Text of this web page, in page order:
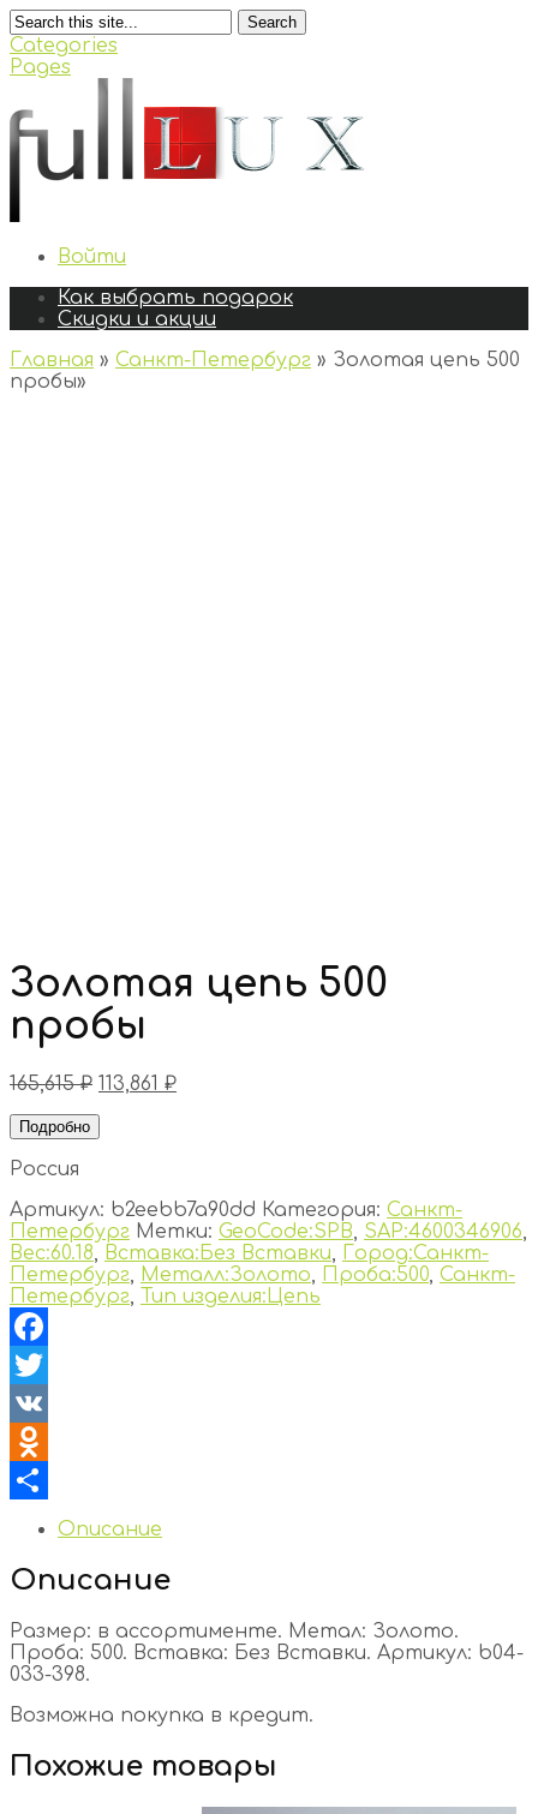
Search
Categories
Pages
Войти
Как выбрать подарок
Скидки и акции
Главная » Санкт-Петербург » Золотая цепь 500
пробы»
Золотая цепь 500
пробы
165,615₽ 113,861 ₽
Подробно
Россия
Артикул: b2eebb7a90dd Категория: Санкт-
Петербург Метки: GeoCode:SPB, SAP:4600346906,
Вес:60.18, Вставка:Без Вставки, Город:Санкт-
Петербург, Металл:Золото, Проба:500, Санкт-
Петербург, Тип изделия:Цепь
Facebook
Twitter
VK
Odnoklassniki
Отправить
Описание
Описание
Размер: в ассортименте. Метал: Золото.
Проба: 500. Вставка: Без Вставки. Артикул: b04-
033-398.
Возможна покупка в кредит.
Похожие товары